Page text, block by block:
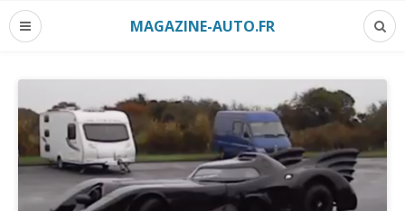
MAGAZINE-AUTO.FR